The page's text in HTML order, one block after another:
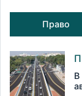
Право
В